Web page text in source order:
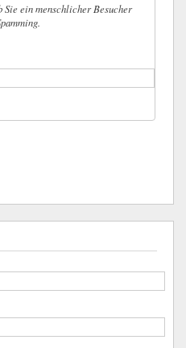
ein menschlicher Besucher